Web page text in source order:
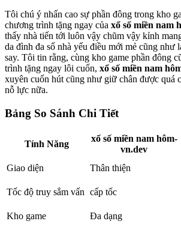
Tôi chú ý nhấn cao sự phần đông trong kho
chương trình tặng ngay của xổ số miền nam
thấy nhà tiến tới luôn vậy chũm vậy kỉnh
da đình đa số nhà yếu điều mới mẻ cũng như
say. Tôi tin rằng, cùng kho game phần đông
trình tặng ngay lôi cuốn, xổ số miền nam
xuyên cuốn hút cũng như giữ chân được quá
nỗ lực nữa.
Bảng So Sánh Chi Tiết
Tính Năng
xổ số miền nam hôm-
vn.dev
Giao diện
Thân thiện
Tốc độ truy sắm vấn cấp tốc
Kho game
Đa dạng